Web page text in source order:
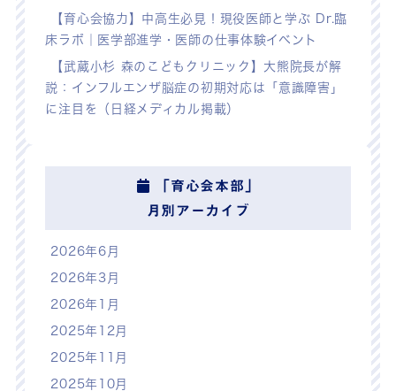
【育心会協力】中高生必見！現役医師と学ぶ Dr.臨
床ラボ｜医学部進学・医師の仕事体験イベント
【武蔵小杉 森のこどもクリニック】大熊院長が解
説：インフルエンザ脳症の初期対応は「意識障害」
に注目を（日経メディカル掲載）
「育心会本部」
月別アーカイブ
2026年6月
2026年3月
2026年1月
2025年12月
2025年11月
2025年10月